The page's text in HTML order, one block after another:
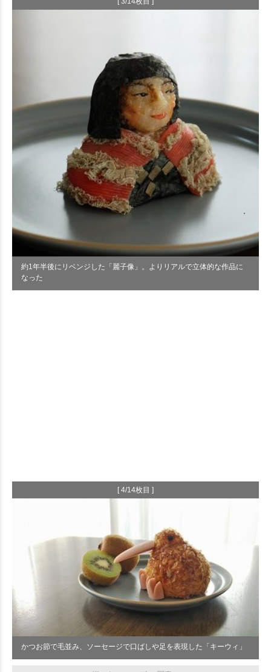
約1年半後にリベンジした「麗子像」。よりリアルで立体的な作品に
なった
[ 4/14枚目 ]
かつお節で毛並み、ソーセージで口ばしや足を表現した「キーウィ」